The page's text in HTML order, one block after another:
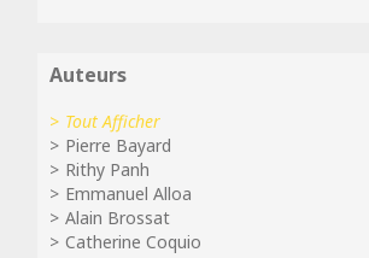
Auteurs
Tout Afficher
Pierre Bayard
Rithy Panh
Emmanuel Alloa
Alain Brossat
Catherine Coquio